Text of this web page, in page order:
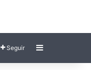
Seguir Barra Lateral